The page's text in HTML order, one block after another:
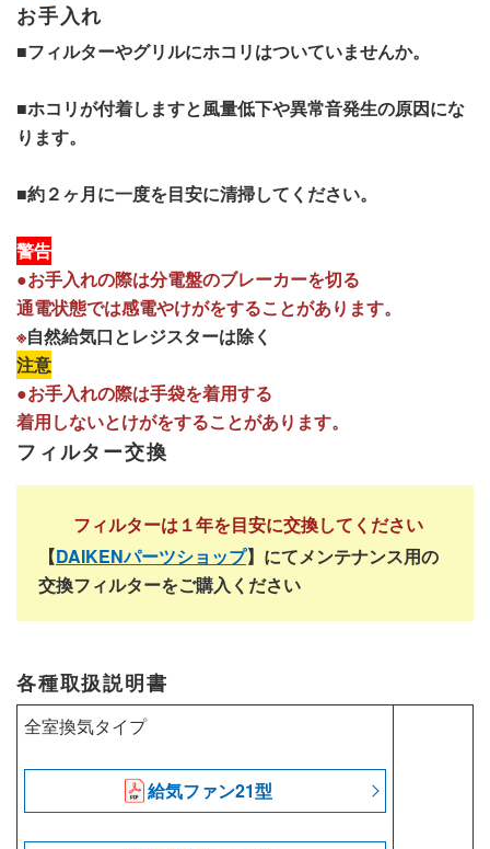
お手入れ
■フィルターやグリルにホコリはついていませんか。
■ホコリが付着しますと風量低下や異常音発生の原因にな
ります。
■約２ヶ月に一度を目安に清掃してください。
警告
●お手入れの際は分電盤のブレーカーを切る
通電状態では感電やけがをすることがあります。
※自然給気口とレジスターは除く
注意
●お手入れの際は手袋を着用する
着用しないとけがをすることがあります。
フィルター交換
フィルターは１年を目安に交換してください
【DAIKENパーツショップ】にてメンテナンス用の
交換フィルターをご購入ください
各種取扱説明書
全室換気タイプ
給気ファン21型